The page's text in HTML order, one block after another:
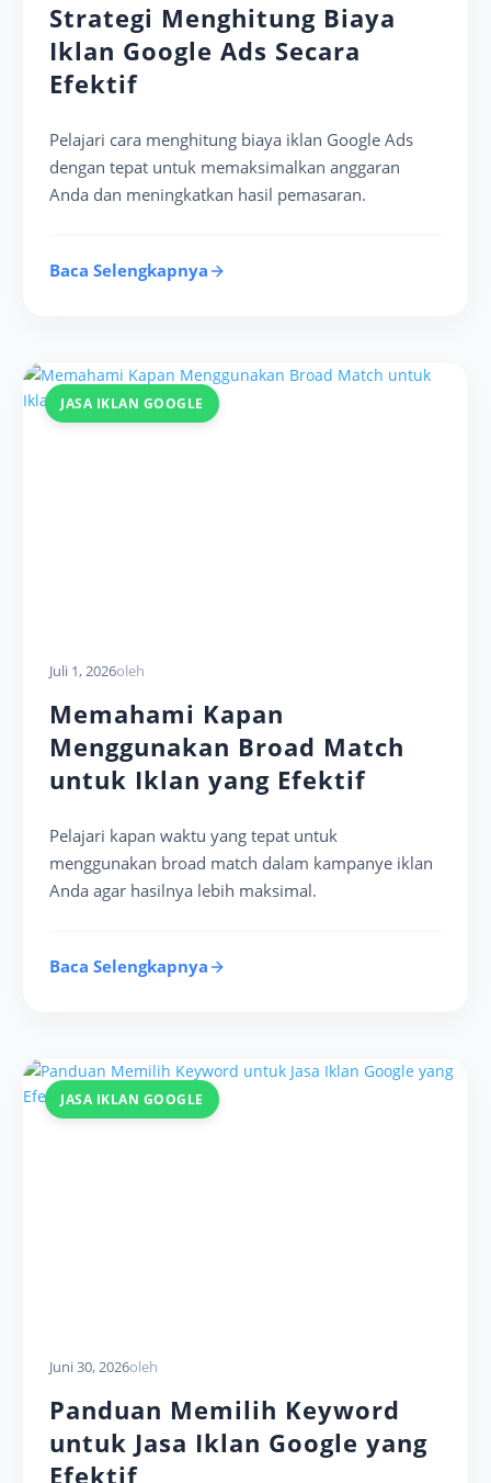
Strategi Menghitung Biaya
Iklan Google Ads Secara
Efektif
Pelajari cara menghitung biaya iklan Google Ads
dengan tepat untuk memaksimalkan anggaran
Anda dan meningkatkan hasil pemasaran.
Baca Selengkapnya
JASA IKLAN GOOGLE
Juli 1, 2026oleh
Memahami Kapan
Menggunakan Broad Match
untuk Iklan yang Efektif
Pelajari kapan waktu yang tepat untuk
menggunakan broad match dalam kampanye iklan
Anda agar hasilnya lebih maksimal.
Baca Selengkapnya
JASA IKLAN GOOGLE
Juni 30, 2026oleh
Panduan Memilih Keyword
untuk Jasa Iklan Google yang
Efektif